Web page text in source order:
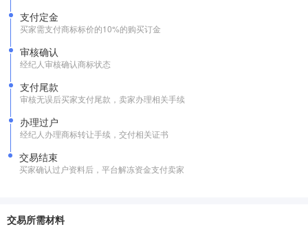
支付定金
买家需支付商标标价的10%的购买订金
审核确认
经纪人审核确认商标状态
支付尾款
审核无误后买家支付尾款，卖家办理相关手续
办理过户
经纪人办理商标转让手续，交付相关证书
交易结束
买家确认过户资料后，平台解冻资金支付卖家
交易所需材料